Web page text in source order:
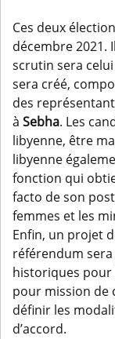
Ces deux
décembre 2021.
scrutin sera
sera créé,
des
à Sebha. Les
libyenne, être
libyenne
fonction qui
facto de son
femmes et les
Enfin, un projet
référendum
historiques pour
pour mission de
définir les
d’accord.